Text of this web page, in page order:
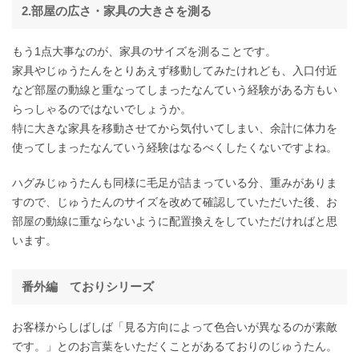
2.部屋の広さ・家具の大きさを測る
もう1点大事なのが、家具のサイズを測ることです。
家具やじゅうたんをとりあえず移動してみたけれども、入口付近
など部屋の動線と重なってしまったなんていう経験がある方もい
らっしゃるのではないでしょうか。
特に大きな家具を移動させてから気付いてしまい、余計に体力を
使ってしまったなんていう経験はなるべくしたくないですよね。
ハグみじゅうたんも同様に毛足が詰まっている分、重みがありま
すので、じゅうたんのサイズを改めて確認していただいた後、お
部屋の動線に重ならないように配置換えをしていただければと思
います。
番外編 ておりシリーズ
お客様からしばしば「見る方向によって色合いが異なるのが素敵
です。」とのお言葉をいただくことがあるておりのじゅうたん。